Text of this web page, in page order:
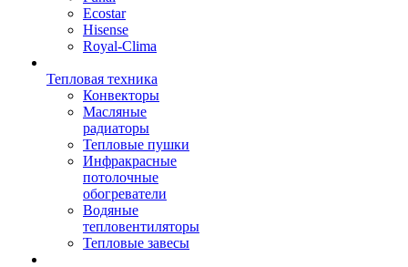
Ecostar
Hisense
Royal-Clima
Тепловая техника
Конвекторы
Масляные
радиаторы
Тепловые пушки
Инфракрасные
потолочные
обогреватели
Водяные
тепловентиляторы
Тепловые завесы